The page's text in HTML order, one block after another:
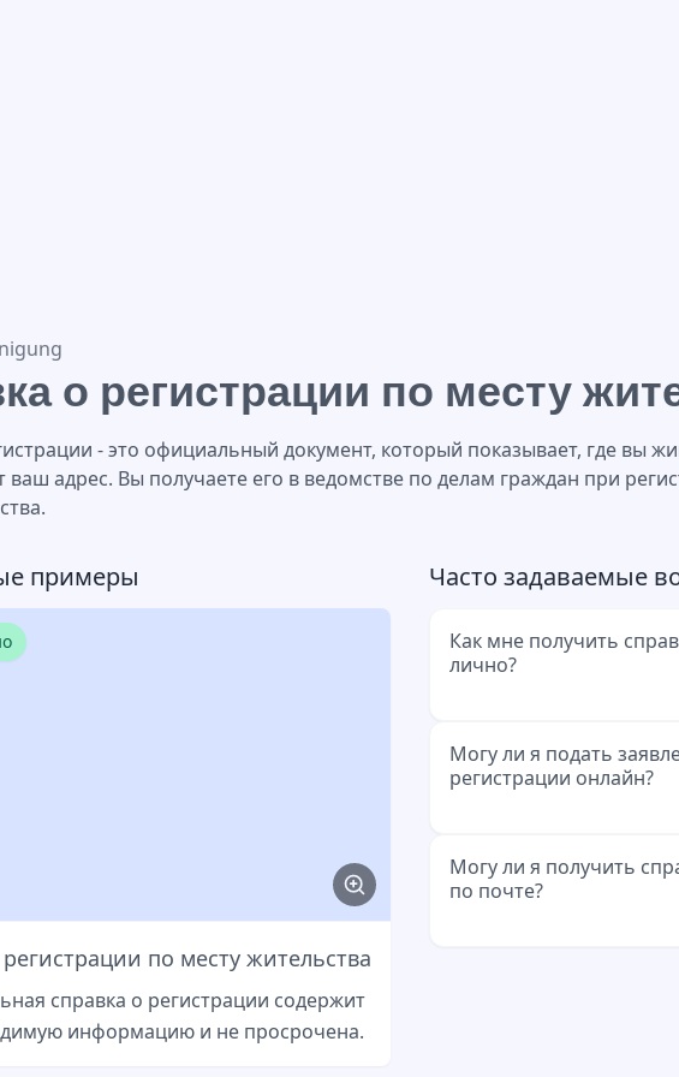
по месту жительства
о регистрации по месту
- это официальный документ, который показывает, где вы
ваш адрес. Вы получаете его в ведомстве по делам граждан при
примеры
по месту жительства
справка о регистрации содержит
информацию и не просрочена.
Часто задаваемые
Как мне получить
лично?
Вы можете подать
справки о регистрации
делам граждан или
заграничный паспорт.
Могу ли я подать
регистрации онлайн?
Многие города
онлайн через свой
вам понадобится
Могу ли я получить
по почте?